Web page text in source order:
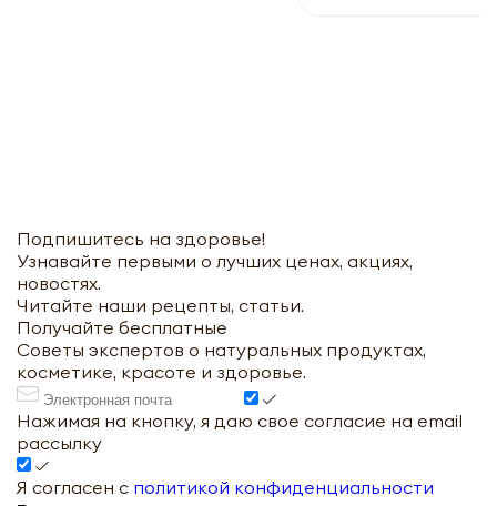
Подпишитесь на здоровье!
Узнавайте первыми о лучших ценах, акциях,
новостях.
Читайте наши рецепты, статьи.
Получайте бесплатные
Советы экспертов о натуральных продуктах,
косметике, красоте и здоровье.
Нажимая на кнопку, я даю свое согласие на email
рассылку
Я согласен с политикой конфиденциальности